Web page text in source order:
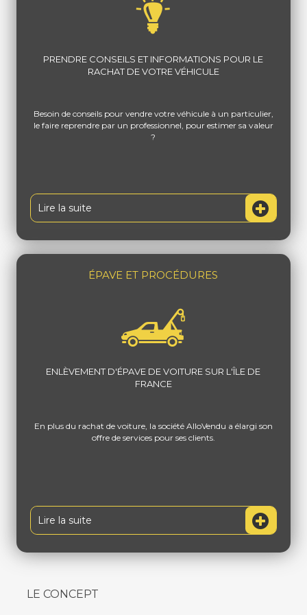
PRENDRE CONSEILS ET INFORMATIONS POUR LE
RACHAT DE VOTRE VÉHICULE
Besoin de conseils pour vendre votre véhicule à un particulier,
le faire reprendre par un professionnel, pour estimer sa valeur
?
Lire la suite
ÉPAVE ET PROCÉDURES
ENLÈVEMENT D'ÉPAVE DE VOITURE SUR L'ÎLE DE
FRANCE
En plus du rachat de voiture, la société AlloVendu a élargi son
offre de services pour ses clients.
Lire la suite
LE CONCEPT